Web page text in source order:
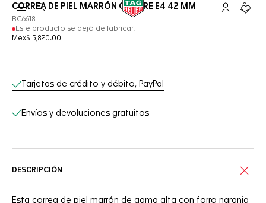
Abrir el menú de búsqueda Cuenta Mi
Su
CORREA DE PIEL MARRÓN CALIBRE E4 42 MM
BC6618
Este producto se dejó de fabricar.
Mex$ 5,820.00
Servicios online
Tarjetas de crédito y débito, PayPal
Envíos y devoluciones gratuitos
DESCRIPCIÓN
Esta correa de piel marrón de gama alta con forro naranja